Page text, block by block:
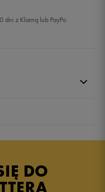
dni z Klarną lub PayPo
DO